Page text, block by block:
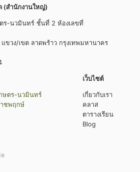
(สำนักงานใหญ่)
ตร-นวมินทร์ ชั้นที่ 2 ห้องเลขที่
ขวง/เขต ลาดพร้าว กรุงเทพมหานาคร
ษตร-นวมินทร์
ชพฤกษ์
เว็บไซต์
เกี่ยวกับเรา
คลาส
ตารางเรียน
Blog